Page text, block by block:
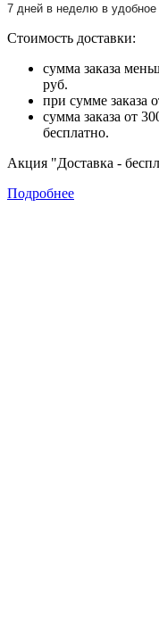
7 дней в неделю в
Стоимость доставки:
сумма заказа
руб.
при сумме заказа
сумма заказа от
бесплатно.
Акция "Доставка -
Подробнее